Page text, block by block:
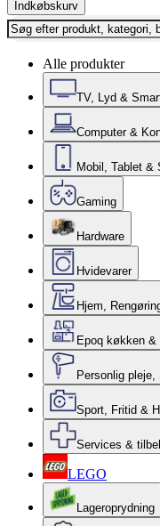
Indkøbskurv
Alle produkter
TV, Lyd &
Computer &
Mobil, Tablet &
Gaming
Hardware
Hvidevarer
Hjem,
Epoq køkken &
Personlig
Sport, Fritid &
Services &
LEGO
Lageroprydning